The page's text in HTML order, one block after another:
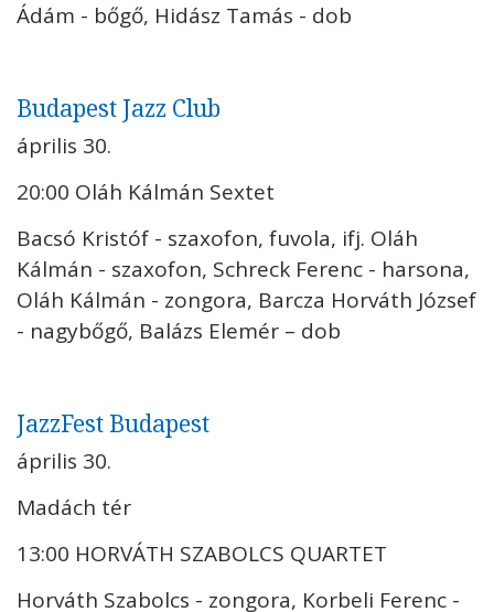
Ádám - bőgő, Hidász Tamás - dob
Budapest Jazz Club
április 30.
20:00 Oláh Kálmán Sextet
Bacsó Kristóf - szaxofon, fuvola, ifj. Oláh
Kálmán - szaxofon, Schreck Ferenc - harsona,
Oláh Kálmán - zongora, Barcza Horváth József
- nagybőgő, Balázs Elemér – dob
JazzFest Budapest
április 30.
Madách tér
13:00 HORVÁTH SZABOLCS QUARTET
Horváth Szabolcs - zongora, Korbeli Ferenc -